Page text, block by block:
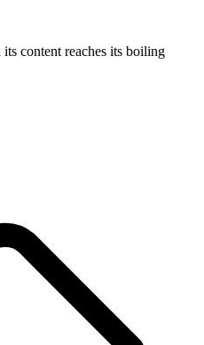
content reaches its boiling